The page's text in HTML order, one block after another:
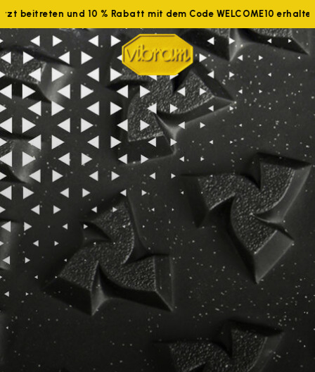
beitreten und 10 % Rabatt mit dem Code WELCOME10 erhalten